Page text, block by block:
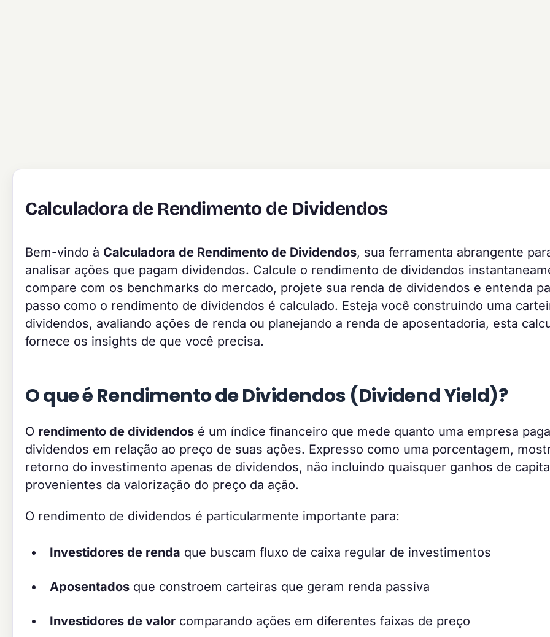
Calculadora de Rendimento de Dividendos
Bem-vindo à Calculadora de Rendimento de Dividendos, sua ferramenta abrangente
analisar ações que pagam dividendos. Calcule o rendimento de dividendos
compare com os benchmarks do mercado, projete sua renda de dividendos e entenda
passo como o rendimento de dividendos é calculado. Esteja você construindo uma
dividendos, avaliando ações de renda ou planejando a renda de aposentadoria, esta
fornece os insights de que você precisa.
O que é Rendimento de Dividendos (Dividend Yield)?
O rendimento de dividendos é um índice financeiro que mede quanto uma empresa
dividendos em relação ao preço de suas ações. Expresso como uma porcentagem,
retorno do investimento apenas de dividendos, não incluindo quaisquer ganhos de
provenientes da valorização do preço da ação.
O rendimento de dividendos é particularmente importante para:
Investidores de renda que buscam fluxo de caixa regular de investimentos
Aposentados que constroem carteiras que geram renda passiva
Investidores de valor comparando ações em diferentes faixas de preço